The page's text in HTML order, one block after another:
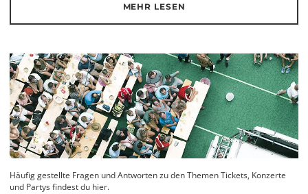
MEHR LESEN
Häufig gestellte Fragen und Antworten zu den Themen Tickets, Konzerte
und Partys findest du hier.